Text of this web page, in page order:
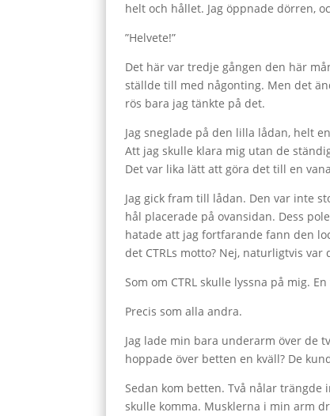
helt och hållet. Jag öppnade dörren,
”Helvete!”
Det här var tredje gången den här
ställde till med någonting. Men det
rös bara jag tänkte på det.
Jag sneglade på den lilla lådan, helt
Att jag skulle klara mig utan de
Det var lika lätt att göra det till en
Jag gick fram till lådan. Den var inte
hål placerade på ovansidan. Dess
hatade att jag fortfarande fann den
det CTRLs motto? Nej, naturligtvis
Som om CTRL skulle lyssna på mig.
Precis som alla andra.
Jag lade min bara underarm över de
hoppade över betten en kväll? De
Sedan kom betten. Två nålar
skulle komma. Musklerna i min arm